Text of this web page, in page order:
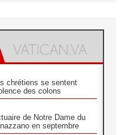
chrétiens se sentent
des colons
de Notre Dame du
en septembre